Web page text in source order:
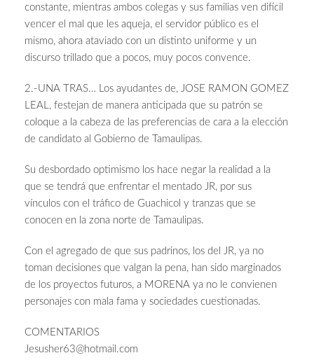
constante, mientras ambos colegas y sus familias ven difícil
vencer el mal que les aqueja, el servidor público es el
mismo, ahora ataviado con un distinto uniforme y un
discurso trillado que a pocos, muy pocos convence.
2.-UNA TRAS… Los ayudantes de, JOSE RAMON GOMEZ
LEAL, festejan de manera anticipada que su patrón se
coloque a la cabeza de las preferencias de cara a la elección
de candidato al Gobierno de Tamaulipas.
Su desbordado optimismo los hace negar la realidad a la
que se tendrá que enfrentar el mentado JR, por sus
vínculos con el tráfico de Guachicol y tranzas que se
conocen en la zona norte de Tamaulipas.
Con el agregado de que sus padrinos, los del JR, ya no
toman decisiones que valgan la pena, han sido marginados
de los proyectos futuros, a MORENA ya no le convienen
personajes con mala fama y sociedades cuestionadas.
COMENTARIOS
Jesusher63@hotmail.com